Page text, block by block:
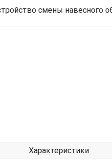
смены навесного
Характеристики